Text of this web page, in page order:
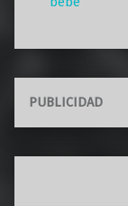
PUBLICIDAD